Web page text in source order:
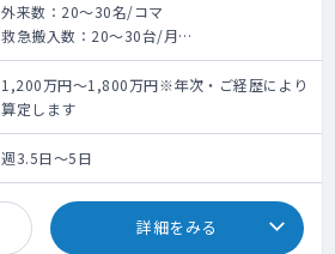
外来数：20～30名/コマ
救急搬入数：20～30台/月
主治医制度：病棟10人～20名程度
外来午前診2コマ、夜診1コマ ※救急対応も
兼務
訪問診療：10件程度/日（免除も相談可能）
1,200万円～1,800万円※年次・ご経歴により
算定します
週3.5日～5日
詳細をみる